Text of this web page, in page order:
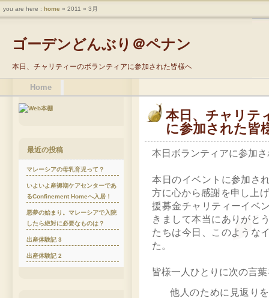
ゴーデンどんぶり＠ペナン
本日、チャリティーのボランティアに参加された皆様へ
Home
本日、チャリテ
に参加された皆
本日ボランティアに参加
本日のイベントに参加さ
方に心から感謝を申し上
援募金チャリティーイベ
きまして本当にありがと
たちは今日、このような
た。
皆様一人ひとりに次の言
他人のために見返り
最近の投稿
マレーシアの母乳育児って？
いよいよ産褥期ケアセンターであ
るConfinement Homeへ入居！
悪夢の始まり。マレーシアで入院
したら絶対に必要なものは？
出産体験記 3
出産体験記 2
you are here : home » 2011 » 3月